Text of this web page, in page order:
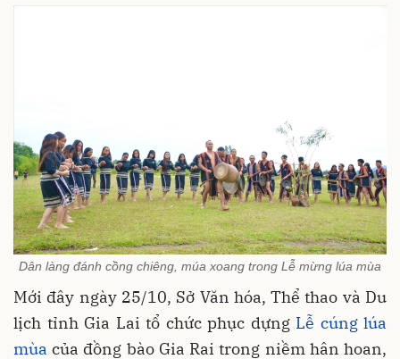
Dân làng đánh cồng chiêng, múa xoang trong Lễ mừng lúa mùa
Mới đây ngày 25/10, Sở Văn hóa, Thể thao và Du
lịch tỉnh Gia Lai tổ chức phục dựng Lễ cúng lúa
mùa của đồng bào Gia Rai trong niềm hân hoan,